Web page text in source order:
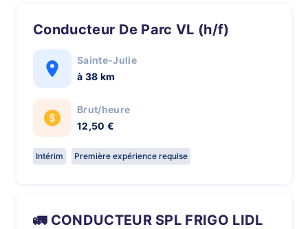
Conducteur De Parc VL (h/f)
Sainte-Julie
à 38 km
Brut/heure
12,50 €
Intérim Première expérience requise
🚛 CONDUCTEUR SPL FRIGO LIDL